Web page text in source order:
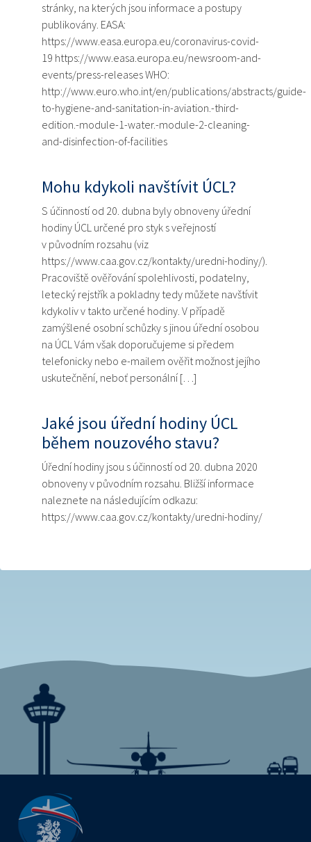
stránky, na kterých jsou informace a postupy
publikovány. EASA:
https://www.easa.europa.eu/coronavirus-covid-
19 https://www.easa.europa.eu/newsroom-and-
events/press-releases WHO:
http://www.euro.who.int/en/publications/abstracts/guide-
to-hygiene-and-sanitation-in-aviation.-third-
edition.-module-1-water.-module-2-cleaning-
and-disinfection-of-facilities
Mohu kdykoli navštívit ÚCL?
S účinností od 20. dubna byly obnoveny úřední
hodiny ÚCL určené pro styk s veřejností
v původním rozsahu (viz
https://www.caa.gov.cz/kontakty/uredni-hodiny/).
Pracoviště ověřování spolehlivosti, podatelny,
letecký rejstřík a pokladny tedy můžete navštívit
kdykoliv v takto určené hodiny. V případě
zamýšlené osobní schůzky s jinou úřední osobou
na ÚCL Vám však doporučujeme si předem
telefonicky nebo e-mailem ověřit možnost jejího
uskutečnění, neboť personální […]
Jaké jsou úřední hodiny ÚCL
během nouzového stavu?
Úřední hodiny jsou s účinností od 20. dubna 2020
obnoveny v původním rozsahu. Bližší informace
naleznete na následujícím odkazu:
https://www.caa.gov.cz/kontakty/uredni-hodiny/